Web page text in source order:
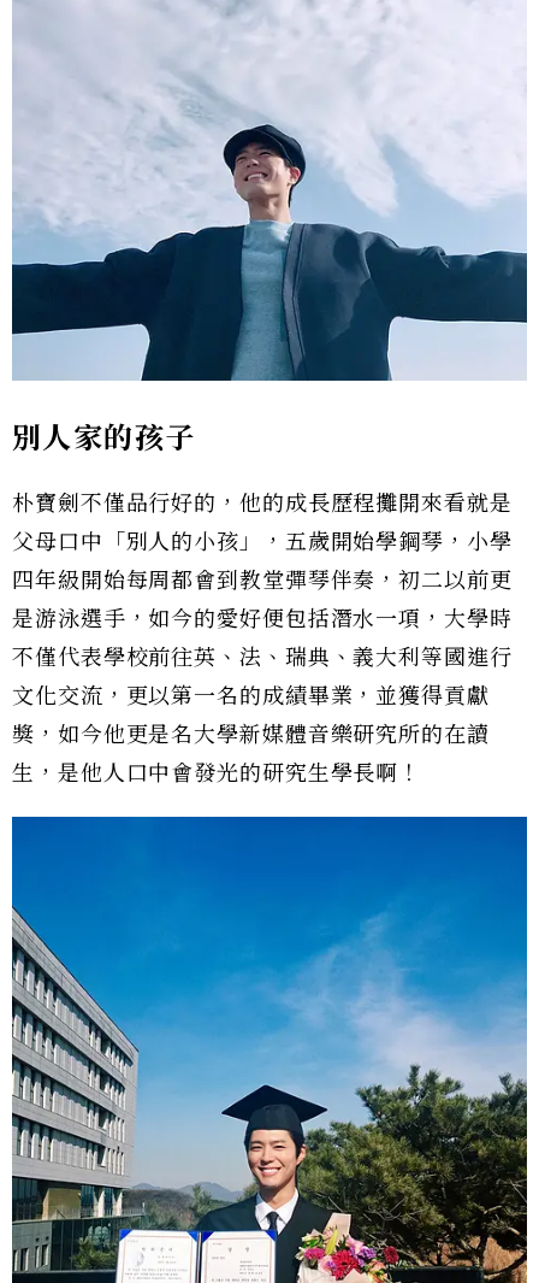
別人家的孩子
朴寶劍不僅品行好的，他的成長歷程攤開來看就是
父母口中「別人的小孩」，五歲開始學鋼琴，小學
四年級開始每周都會到教堂彈琴伴奏，初二以前更
是游泳選手，如今的愛好便包括潛水一項，大學時
不僅代表學校前往英、法、瑞典、義大利等國進行
文化交流，更以第一名的成績畢業，並獲得貢獻
獎，如今他更是名大學新媒體音樂研究所的在讀
生，是他人口中會發光的研究生學長啊！